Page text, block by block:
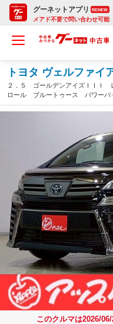
グーネットアプリ RENEW
メアド不要で問い合わせ可能
トヨタ ヴェルファイ
２．５ ゴールデンアイズＩＩＩ
ロール ブルートゥース パワー
メ オートマチックハイビーム
列シート スマートキー 衝突軽減
このクルマは2026/